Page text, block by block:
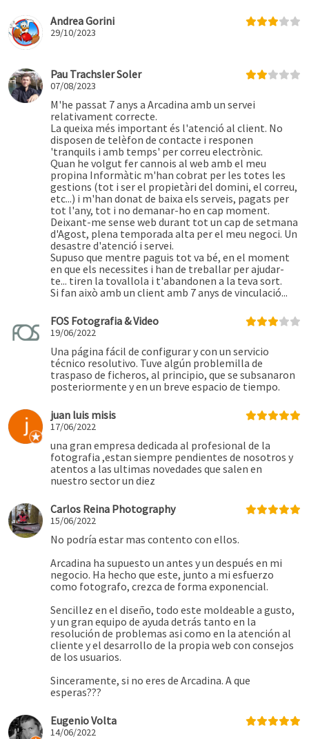
Andrea Gorini
29/10/2023
Pau Trachsler Soler
07/08/2023
M'he passat 7 anys a Arcadina amb un servei
relativament correcte.
La queixa més important és l'atenció al client. No
disposen de telèfon de contacte i responen
'tranquils i amb temps' per correu electrònic.
Quan he volgut fer cannois al web amb el meu
propina Informàtic m'han cobrat per les totes les
gestions (tot i ser el propietàri del domini, el correu,
etc...) i m'han donat de baixa els serveis, pagats per
tot l'any, tot i no demanar-ho en cap moment.
Deixant-me sense web durant tot un cap de setmana
d'Agost, plena temporada alta per el meu negoci. Un
desastre d'atenció i servei.
Supuso que mentre paguis tot va bé, en el moment
en que els necessites i han de treballar per ajudar-
te... tiren la tovallola i t'abandonen a la teva sort.
Si fan això amb un client amb 7 anys de vinculació...
FOS Fotografia & Video
19/06/2022
Una página fácil de configurar y con un servicio
técnico resolutivo. Tuve algún problemilla de
traspaso de ficheros, al principio, que se subsanaron
posteriormente y en un breve espacio de tiempo.
juan luis misis
17/06/2022
una gran empresa dedicada al profesional de la
fotografia ,estan siempre pendientes de nosotros y
atentos a las ultimas novedades que salen en
nuestro sector un diez
Carlos Reina Photography
15/06/2022
No podría estar mas contento con ellos.
Arcadina ha supuesto un antes y un después en mi
negocio. Ha hecho que este, junto a mi esfuerzo
como fotografo, crezca de forma exponencial.
Sencillez en el diseño, todo este moldeable a gusto,
y un gran equipo de ayuda detrás tanto en la
resolución de problemas asi como en la atención al
cliente y el desarrollo de la propia web con consejos
de los usuarios.
Sinceramente, si no eres de Arcadina. A que
esperas???
Eugenio Volta
14/06/2022